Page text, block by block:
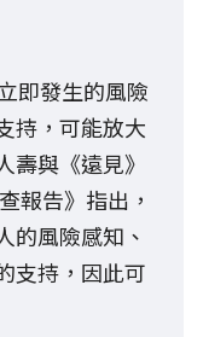
即發生的風險
持，可能放大
與《遠見》
報告》指出，
的風險感知、
支持，因此可